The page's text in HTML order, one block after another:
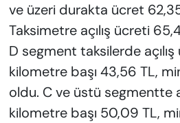
ve üzeri durakta ücret 62,35
Taksimetre açılış ücreti
D segment taksilerde
kilometre başı 43,56 TL,
oldu. C ve üstü segmentte
kilometre başı 50,09 TL,